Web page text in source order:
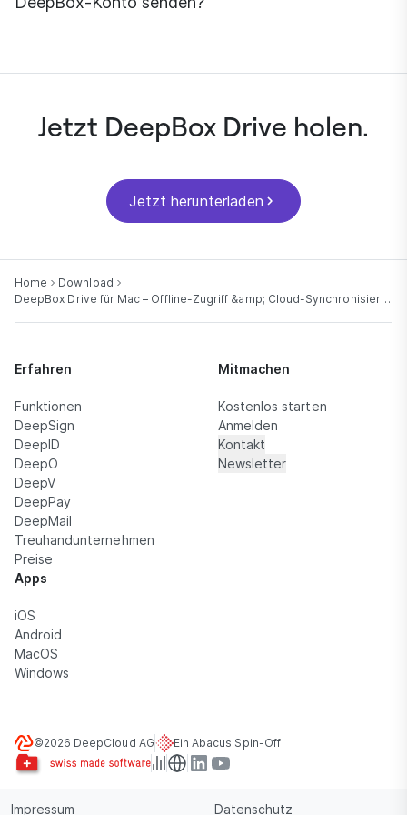
erstellen und verschicken – ganz ohne Registrierung für
Jetzt DeepBox Drive holen.
Jetzt herunterladen
Home
Download
DeepBox Drive für Mac – Offline-Zugriff &amp; Cloud-Synchronisierung
Erfahren
Funktionen
DeepSign
DeepID
DeepO
DeepV
DeepPay
DeepMail
Treuhandunternehmen
Preise
Mitmachen
Kostenlos starten
Anmelden
Kontakt
Newsletter
Apps
iOS
Android
MacOS
Windows
©2026 DeepCloud AG Ein Abacus Spin-Off
Impressum Datenschutz